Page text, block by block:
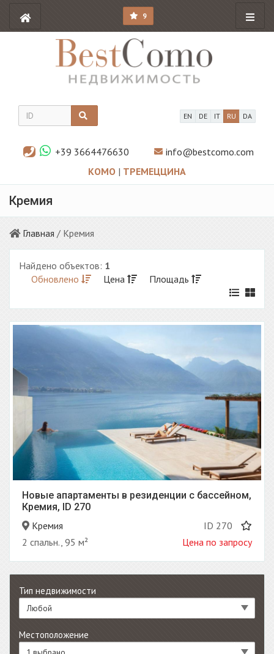
9
EN DE IT RU DA
+39 3664476630
info@bestcomo.com
КОМО | ТРЕМЕЦЦИНА
Кремия
Главная / Кремия
Найдено объектов: 1
Обновлено
Цена Площадь
Новые апартаменты в резиденции с бассейном,
Кремия, ID 270
Кремия
ID 270
2 спальн., 95 м²
Цена по запросу
Тип недвижимости
Любой
Местоположение